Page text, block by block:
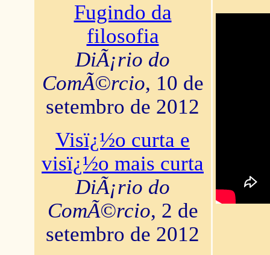
Fugindo da
filosofia
DiÃ¡rio do
ComÃ©rcio, 10 de
setembro de 2012
Visï¿½o curta e
visï¿½o mais curta
DiÃ¡rio do
ComÃ©rcio, 2 de
setembro de 2012